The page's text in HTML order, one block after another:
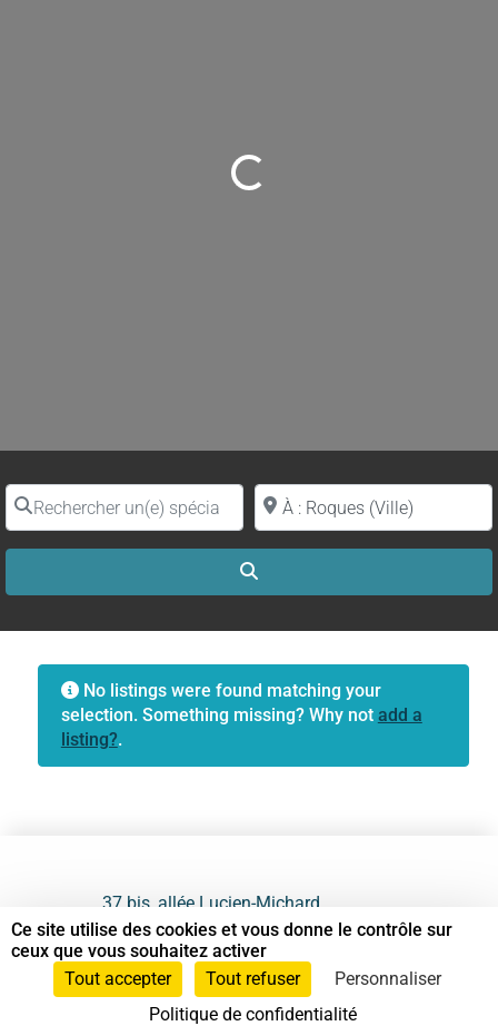
Loading...
Rechercher un(e) spécialiste par nomProche de (ville ou région)
No listings were found matching your
selection. Something missing? Why not add a
listing?.
37 bis, allée Lucien-Michard
93190 Livry-Gargan
06 61 87 28 09
Ce site utilise des cookies et vous donne le contrôle sur
ceux que vous souhaitez activer
Tout accepter
Tout refuser
Personnaliser
Politique de confidentialité